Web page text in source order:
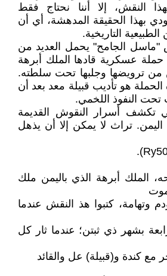
النقش، إلا أننا نحتاج فقط
بهذا الحقيقة المدهشة، أي أن
التاريخية.
"ماسل الجامح" يحمل العديد من
عسكرية قادها الملك أبرهة
من ترويضها وجلبها تحت سلطته.
هو تأديب قبيلة معد بعد أن
النفوذ اللخمي.
تكشف أسرار النقوش القديمة
اليمن. تراث لا يمكن إلا أن يذهل
الملك أبرهة الذي باليمن ملك
وتهامة، كتبوا هذ النقش عندما
بشهر ذي ثبتن؛ عندما ثار كل